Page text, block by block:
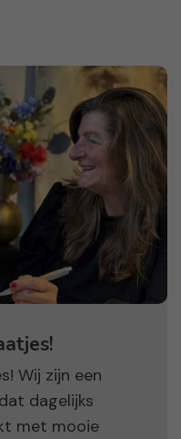
Wij zijn een
dagelijks
met mooie